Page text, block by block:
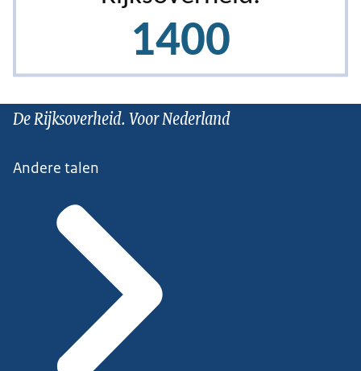
De Rijksoverheid. Voor Nederland
Andere talen